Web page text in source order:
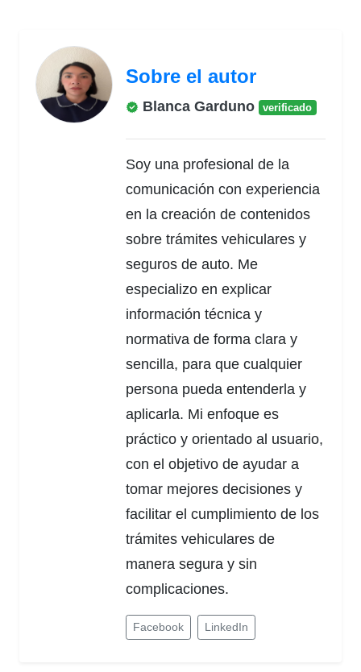
Sobre el autor
Blanca Garduno verificado
Soy una profesional de la
comunicación con experiencia
en la creación de contenidos
sobre trámites vehiculares y
seguros de auto. Me
especializo en explicar
información técnica y
normativa de forma clara y
sencilla, para que cualquier
persona pueda entenderla y
aplicarla. Mi enfoque es
práctico y orientado al usuario,
con el objetivo de ayudar a
tomar mejores decisiones y
facilitar el cumplimiento de los
trámites vehiculares de
manera segura y sin
complicaciones.
Facebook LinkedIn